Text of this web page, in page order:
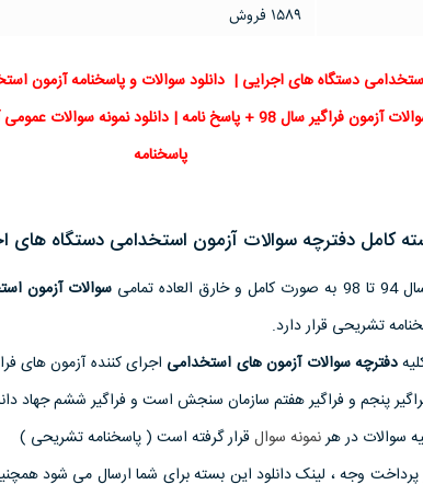
1589 فروش
استخدامی | سوالات آزمون فراگیر سال 98 + پاسخ نامه | دانلود
پاسخنامه
کامل دفترچه سوالات آزمون استخدامی دستگاه های
تمامی سوالات آزمون
تشریحی قرار دارد.
دفترچه سوالات آزمون های استخدامی اجرای کننده آزمون های
فراگیر پنجم و فراگیر هفتم سازمان سنجش است و فراگیر ششم جهاد
سوالات در هرنمونه سوالقرار گرفته است ( پاسخنامه تشریحی )
وجه ، لینک دانلود این بسته برای شما ارسال می شود